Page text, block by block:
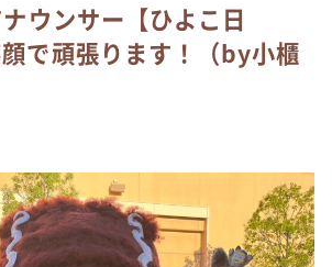
過ぎるTV
すけど・・・
スクープ
ウンサー【ひよこ日
で頑張ります！（by小櫃